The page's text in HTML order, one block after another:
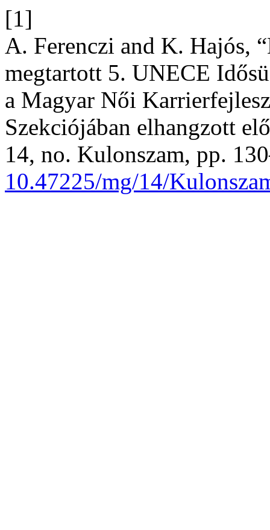
[1]
A. Ferenczi and K. Hajós,
megtartott 5. UNECE
a Magyar Női
Szekciójában elhangzott
14, no. Kulonszam, pp.
10.47225/mg/14/